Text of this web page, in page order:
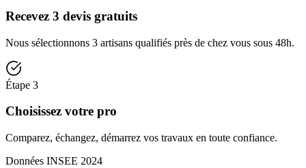
Recevez 3 devis gratuits
Nous sélectionnons 3 artisans qualifiés près de chez vous sous 48h.
Étape 3
Choisissez votre pro
Comparez, échangez, démarrez vos travaux en toute confiance.
Données INSEE 2024